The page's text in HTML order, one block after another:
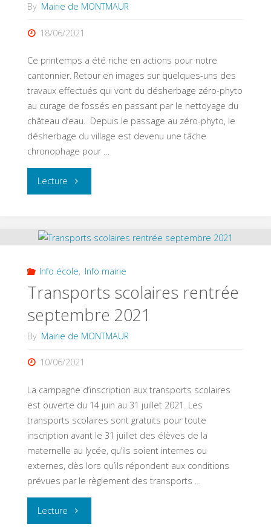
By Mairie de MONTMAUR
18/06/2021
Ce printemps a été riche en actions pour notre
cantonnier. Retour en images sur quelques-uns des
travaux effectués qui vont du désherbage zéro-phyto
au curage de fossés en passant par le nettoyage du
château d’eau. Depuis le passage au zéro-phyto, le
désherbage du village est devenu une tâche
chronophage pour …
Lecture "Hubert
Info école, Info mairie
Transports scolaires rentrée
septembre 2021
By Mairie de MONTMAUR
10/06/2021
La campagne d’inscription aux transports scolaires
est ouverte du 14 juin au 31 juillet 2021. Les
transports scolaires sont gratuits pour toute
inscription avant le 31 juillet des élèves de la
maternelle au lycée, qu’ils soient internes ou
externes, dès lors qu’ils répondent aux conditions
prévues par le règlement des transports …
Lecture "Transports